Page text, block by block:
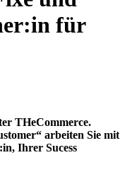
für
THeCommerce.
arbeiten Sie mit
Ihrer Sucess